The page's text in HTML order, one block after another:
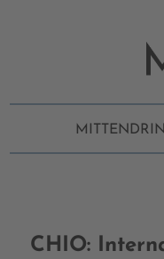
MITTENDRIN
CHIO: